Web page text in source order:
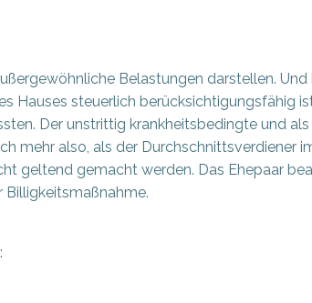
Belastungen darstellen.
Hauses steuerlich berücksichtigungsfähig
Der unstrittig krankheitsbedingte und
mehr also, als der Durchschnittsverdiener
geltend gemacht werden. Das Ehepaar
Billigkeitsmaßnahme.